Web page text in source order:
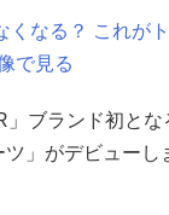
くなる？ これが
で見る
」ブランド初と
ツ」がデビュー